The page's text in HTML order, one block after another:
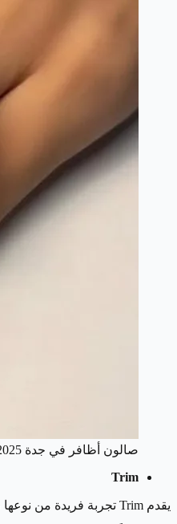
صالون أظافر في جدة 2025
Trim
يقدم Trim تجربة فريدة من نوعها مع ألوان الجل الجميلة والتقنيات المتقدمة في فن الأظافر، ويتميز Trim بموقعه في مركز البحر الأحمر ويعد من أفضل الأماكن للعناية بالأظافر والشعر في جدة.